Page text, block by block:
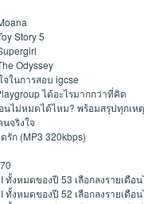
Story 5
Odyssey
ในการสอบ igcse
ได้อะไรมากกว่าที่คิด
ไม่หมดได้ไหม? พร้อมสรุปทุกเห
จริงใจ
รัก (MP3 320kbps)
ทั้งหมดของปี 53 เลือกลงรายเดือ
ทั้งหมดของปี 52 เลือกลงรายเดือ